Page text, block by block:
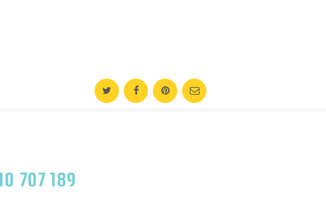
707 189